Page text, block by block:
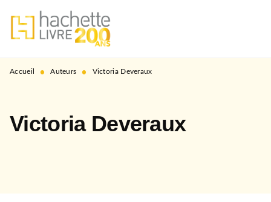
MENU RECHERCHE
PIED DE PAGE
Accueil • Auteurs • Victoria Deveraux
Victoria Deveraux